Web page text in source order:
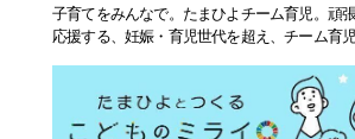
子育てをみんなで。たまひよチーム育児。頑
応援する、妊娠・育児世代を超え、チーム育